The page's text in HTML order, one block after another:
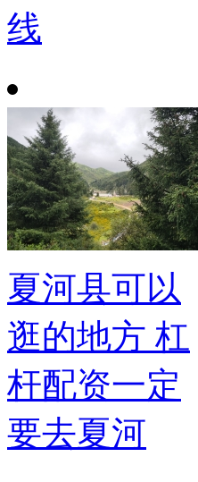
线
夏河县可以
逛的地方 杠
杆配资一定
要去夏河